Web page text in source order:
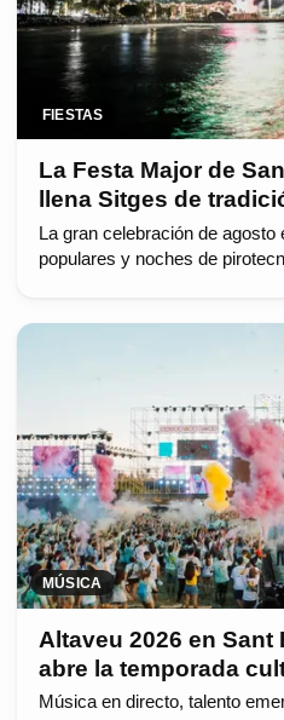
FIESTAS
La Festa Major de
llena Sitges de
La gran celebración de
populares y noches de
MÚSICA
Altaveu 2026 en
abre la temporada
Música en directo, talento